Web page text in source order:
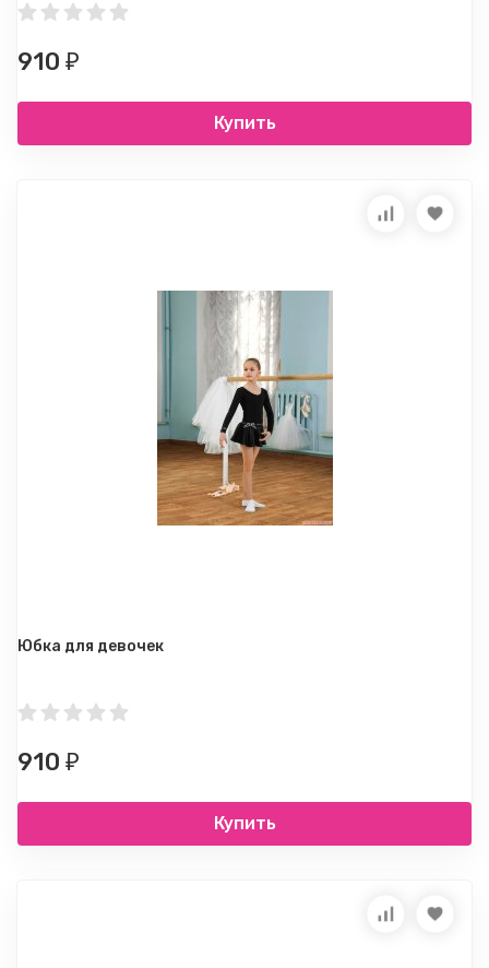
910 ₽
Купить
Юбка для девочек
910 ₽
Купить